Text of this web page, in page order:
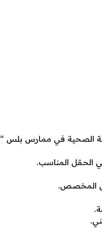
الصحية في ممارس بلس “
الحقل المناسب.
المخصص.